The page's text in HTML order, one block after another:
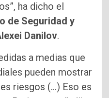
ha dicho el
de Seguridad y
Danilov.
a medias que
pueden mostrar
riesgos (…) Eso es